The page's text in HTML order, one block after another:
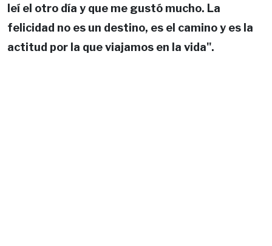
leí el otro día y que me gustó mucho. La
felicidad no es un destino, es el camino y es la
actitud por la que viajamos en la vida".